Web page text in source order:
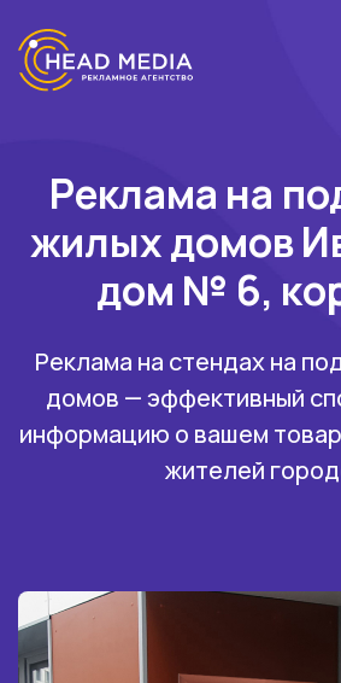
Реклама на
жилых домов
дом № 6,
Реклама на стендах на
домов — эффективный
информацию о вашем
жителей